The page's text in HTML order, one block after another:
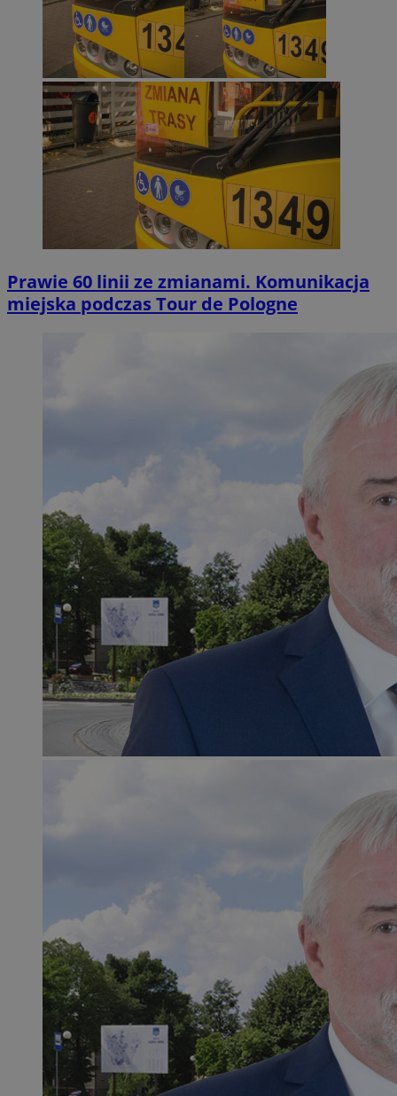
Prawie 60 linii ze zmianami. Komunikacja
miejska podczas Tour de Pologne